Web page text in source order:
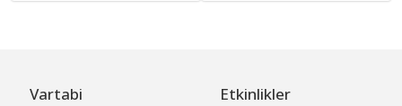
Vartabi Etkinlikler